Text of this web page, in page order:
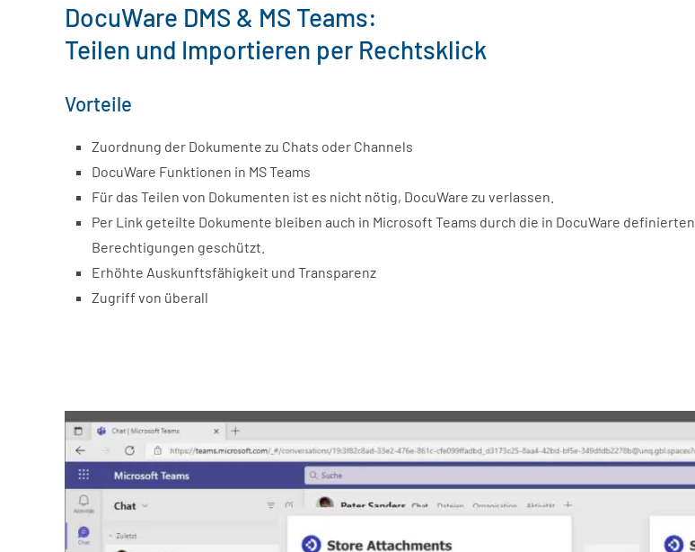
DocuWare DMS & MS Teams:
Teilen und Importieren per Rechtsklick
Vorteile
Zuordnung der Dokumente zu Chats oder Channels
DocuWare Funktionen in MS Teams
Für das Teilen von Dokumenten ist es nicht nötig, DocuWare zu verlassen.
Per Link geteilte Dokumente bleiben auch in Microsoft Teams durch die in DocuWare definierten
Berechtigungen geschützt.
Erhöhte Auskunftsfähigkeit und Transparenz
Zugriff von überall